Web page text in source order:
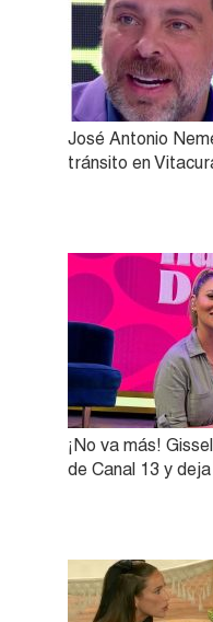
José Antonio
tránsito en
¡No va más!
de Canal 13 y